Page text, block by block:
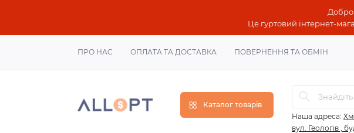
Це гуртовий інтернет-
ПРО НАС ОПЛАТА ТА ДОСТАВКА ПОВЕРНЕННЯ ТА ОБМІН
Каталог товарів
Наша адреса:
вул. Геологів ,